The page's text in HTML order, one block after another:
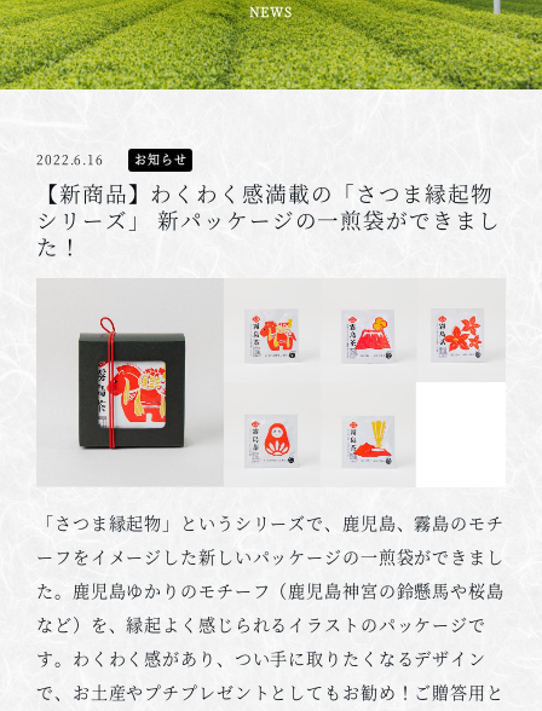
2022.6.16 お知らせ
【新商品】わくわく感満載の「さつま縁起物
シリーズ」 新パッケージの一煎袋ができまし
た！
「さつま縁起物」というシリーズで、鹿児島、霧島のモチ
ーフをイメージした新しいパッケージの一煎袋ができまし
た。鹿児島ゆかりのモチーフ（鹿児島神宮の鈴懸馬や桜島
など）を、縁起よく感じられるイラストのパッケージで
す。わくわく感があり、つい手に取りたくなるデザイン
で、お土産やプチプレゼントとしてもお勧め！ご贈答用と